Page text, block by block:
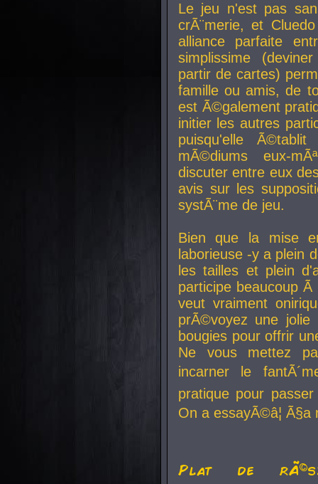
Le jeu n'est pas
crÃ¨merie, et
alliance parfaite
simplissime
partir de cartes)
famille ou amis, de
est Ã©galement
initier les autres
puisqu'elle
mÃ©diums eux-
discuter entre eux
avis sur les
systÃ¨me de jeu.
Bien que la mise
laborieuse -y a plein
les tailles et plein
participe beaucoup
veut vraiment
prÃ©voyez une
bougies pour offrir
Ne vous mettez
incarner le
pratique pour
On a essayÃ©â¦
Plat de